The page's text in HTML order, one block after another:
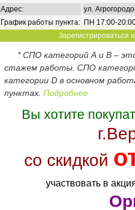
Адрес:
ул.
График работы пункта: ПН 17:00-
Зарегистрироваться
* СПО категорий А и В –
стажем работы. СПО
категории D в основном
пунктах. Подробнее
Вы хотите
со скидкой
участвовать в